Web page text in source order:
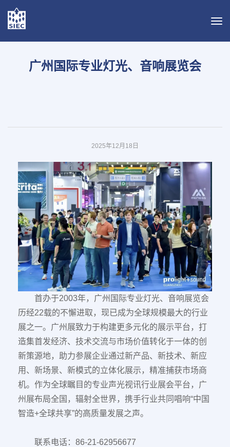
导
切
广州国际专业灯光、音响展览会
2025年12月18日
首办于2003年，广州国际专业灯光、音响展览会
历经22载的不懈进取，现已成为全球规模最大的行业
展之一。广州展致力于构建更多元化的展示平台，打
造集首发经济、技术交流与市场价值转化于一体的创
新策源地，助力参展企业通过新产品、新技术、新应
用、新场景、新模式的立体化展示，精准捕获市场商
机。作为全球瞩目的专业声光视讯行业展会平台，广
州展布局全国，辐射全世界，携手行业共同唱响“中国
智造+全球共享”的高质量发展之声。
联系电话：86-21-62956677